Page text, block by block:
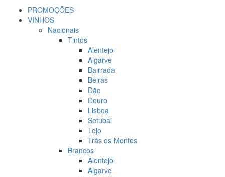
PROMOÇÕES
VINHOS
Nacionais
Tintos
Alentejo
Algarve
Bairrada
Beiras
Dão
Douro
Lisboa
Setubal
Tejo
Trás os Montes
Brancos
Alentejo
Algarve